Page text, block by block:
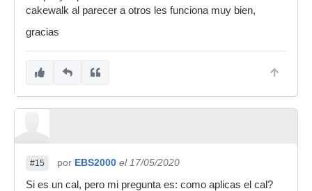
cakewalk al parecer a otros les funciona muy bien,
gracias
#15 por EBS2000 el 17/05/2020
Si es un cal, pero mi pregunta es: como aplicas el cal?